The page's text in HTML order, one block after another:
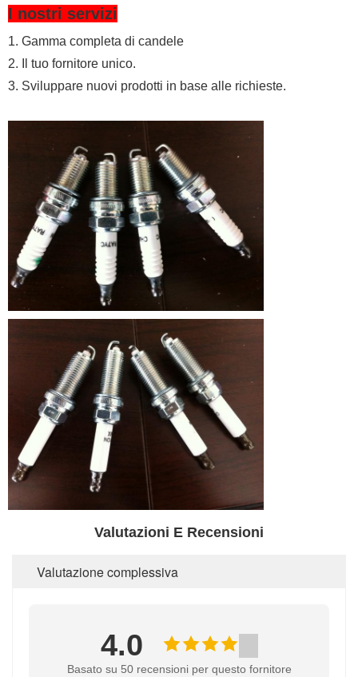
I nostri servizi
1. Gamma completa di candele
2. Il tuo fornitore unico.
3. Sviluppare nuovi prodotti in base alle richieste.
Valutazioni E Recensioni
Valutazione complessiva
4.0
Basato su 50 recensioni per questo fornitore